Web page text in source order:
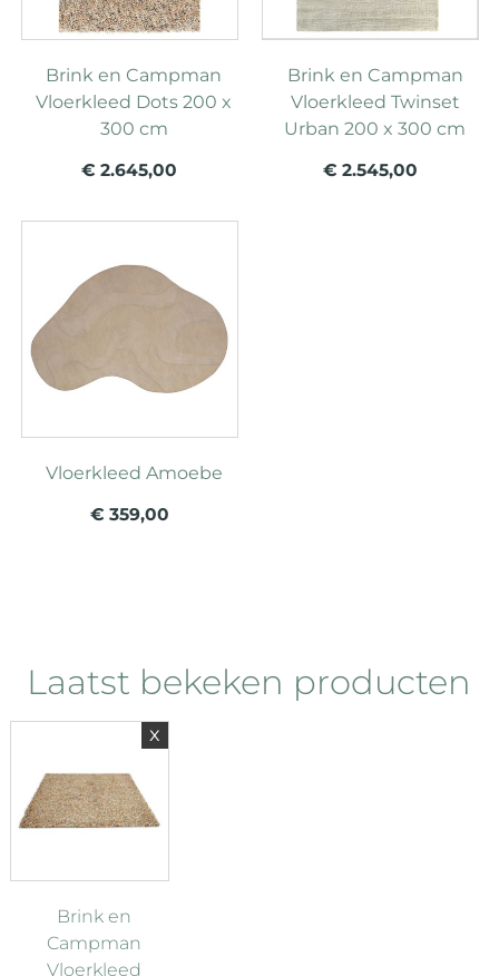
Brink en Campman
Vloerkleed Dots 200 x
300 cm
€ 2.645,00
Brink en Campman
Vloerkleed Twinset
Urban 200 x 300 cm
€ 2.545,00
Vloerkleed Amoebe
€ 359,00
Laatst bekeken producten
Brink en
Campman
Vloerkleed
x